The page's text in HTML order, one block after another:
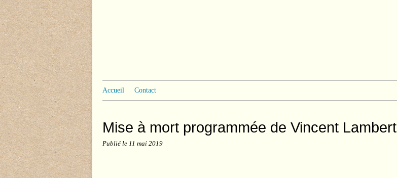
Accueil Contact
Mise à mort programmée de Vincent Lambert
Publié le 11 mai 2019